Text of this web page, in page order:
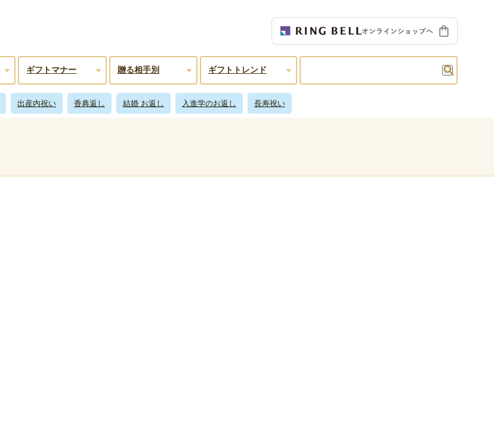
ギフトマナー 贈る相手別 ギフトトレンド
出産内祝い 香典返し 結婚 お返し 入進学のお返し 長寿祝い